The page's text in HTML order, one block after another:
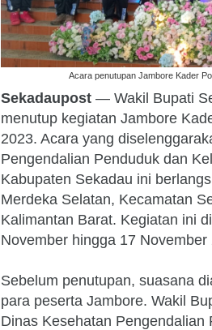
Acara penutupan Jambore Kader
Sekadaupost — Wakil Bupati
menutup kegiatan Jambore
2023. Acara yang
Pengendalian Penduduk dan
Kabupaten Sekadau ini
Merdeka Selatan, Kecamatan
Kalimantan Barat. Kegiatan ini
November hingga 17 November
Sebelum penutupan, suasana
para peserta Jambore. Wakil
Dinas Kesehatan